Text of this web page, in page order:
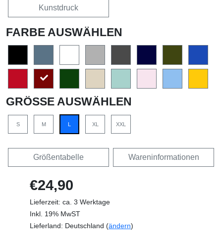
Kunstdruck
FARBE AUSWÄHLEN
GRÖSSE AUSWÄHLEN
S M XL XXL
Größentabelle Wareninformationen
€24,90
Lieferzeit: ca. 3 Werktage
Inkl. 19% MwST
Lieferland: Deutschland (ändern)